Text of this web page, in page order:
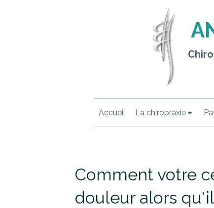
Accueil La chiropraxie
Comment votre
douleur alors qu'il